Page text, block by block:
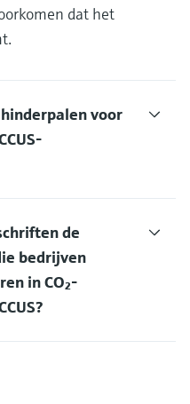
dat het
voor
de
bedrijven
in CO₂-